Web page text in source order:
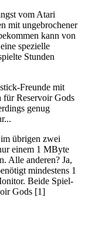
vom Atari
mit ungebrochener
kann von
spezielle
Stunden
Freunde mit
für Reservoir Gods
genug
übrigen zwei
einem 1 MByte
Alle anderen? Ja,
mindestens 1
Beide Spiel-
Gods [1]